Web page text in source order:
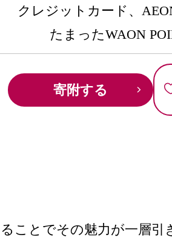
クレジットカード、
たまったWAON
寄附する
ことでその魅力が一層引